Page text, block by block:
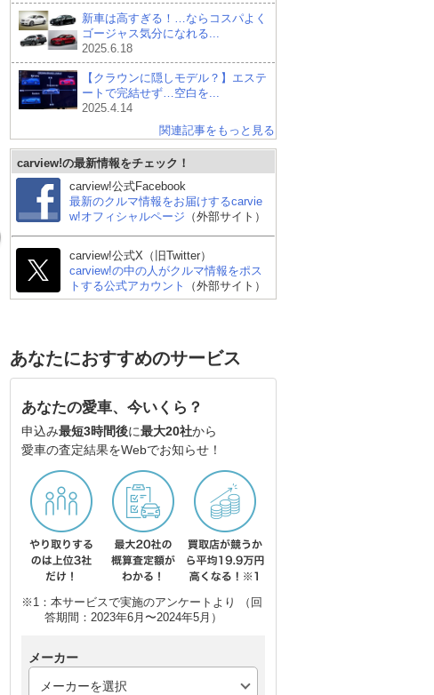
新車は高すぎる！…ならコスパよく
ゴージャス気分になれる...
2025.6.18
【クラウンに隠しモデル？】エステ
ートで完結せず…空白を...
2025.4.14
関連記事をもっと見る
carview!の最新情報をチェック！
carview!公式Facebook
最新のクルマ情報をお届けするcarvie
w!オフィシャルページ （外部サイト）
carview!公式X（旧Twitter）
carview!の中の人がクルマ情報をポス
トする公式アカウント
（外部サイト）
あなたにおすすめのサービス
あなたの愛車、今いくら？
申込み最短3時間後に最大20社から
愛車の査定結果をWebでお知らせ！
※1：本サービスで実施のアンケートより （回
答期間：2023年6月〜2024年5月）
メーカー